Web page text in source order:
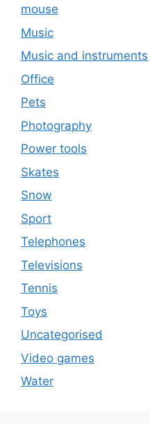
mouse
Music
Music and instruments
Office
Pets
Photography
Power tools
Skates
Snow
Sport
Telephones
Televisions
Tennis
Toys
Uncategorised
Video games
Water